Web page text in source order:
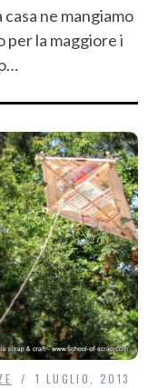
ne mangiamo
la maggiore i
1 LUGLIO, 2013